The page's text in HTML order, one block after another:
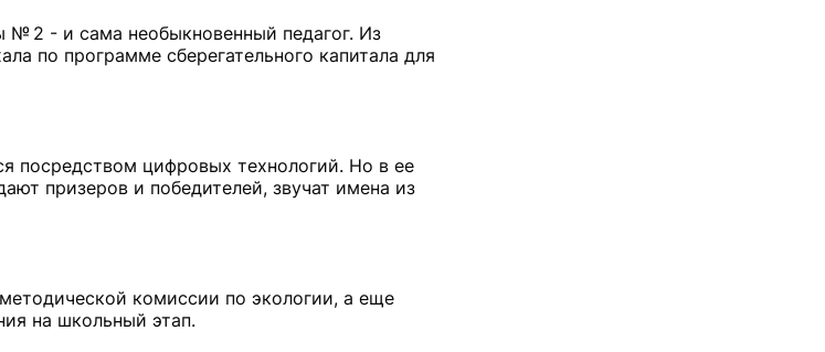
2 - и сама необыкновенный педагог. Из
по программе сберегательного капитала для
посредством цифровых технологий. Но в ее
призеров и победителей, звучат имена из
комиссии по экологии, а еще
на школьный этап.